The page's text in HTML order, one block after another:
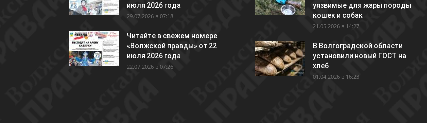
июля 2026 года
29.07.2026 в 07:18
Читайте в свежем номере
«Волжской правды» от 22
июля 2026 года
22.07.2026 в 07:26
уязвимые для жары породы
кошек и собак
21.05.2026 в 14:27
В Волгоградской области
установили новый ГОСТ на
хлеб
01.04.2026 в 16:23